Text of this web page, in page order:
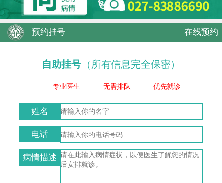
预约挂号 在线预约
自助挂号 （所有信息完全保密）
专业医生 无需排队 优先就诊
姓名
电话
病情描述